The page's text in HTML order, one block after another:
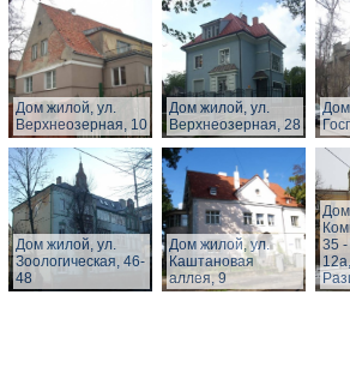
Дом жилой, ул.
Верхнеозерная, 10
Дом жилой, ул.
Верхнеозерная, 28
Дом жилой, ул.
Зоологическая, 46-
48
Дом жилой, ул.
Каштановая
аллея, 9
35